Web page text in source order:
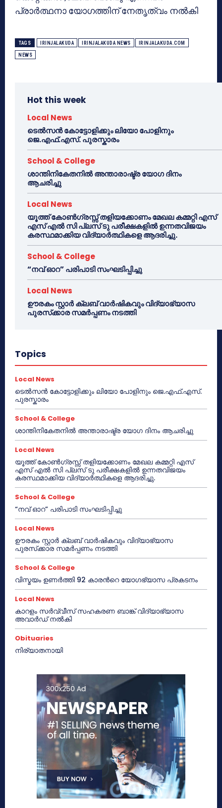
പ്രാര്‍ത്ഥനാ യോഗത്തിന് നേതൃത്വം നല്‍കി
TAGS IRINJALAKUDA IRINJALAKUDA NEWS IRINJALAKUDA.COM
NEWS
Hot this week
Local News
ടെൽസൻ കോട്ടോളിക്കും ലിയോ പോളിനും
ജെ.എഫ്.എസ്. പുരസ്കാരം
School & College
ശാന്തിനികേതനിൽ അന്താരാഷ്ട്ര യോഗ ദിനം
ആചരിച്ചു
Local News
യൂത്ത് കോൺഗ്രസ്സ് തളിയക്കോണം മേഖല കമ്മറ്റി എസ്
എസ് എൽ സി പ്ലസ് ടു പരീക്ഷകളിൽ ഉന്നതവിജയം
കരസ്ഥമാക്കിയ വിദ്യാർത്ഥികളെ ആദരിച്ചു.
School & College
“നവ് ഓറ” പരിപാടി സംഘടിപ്പിച്ചു
Local News
ഊരകം സ്റ്റാർ ക്ലബ് വാർഷികവും വിദ്യാഭ്യാസ
പുരസ്‌ക്കാര സമർപ്പണം നടത്തി
Topics
Local News
ടെൽസൻ കോട്ടോളിക്കും ലിയോ പോളിനും ജെ.എഫ്.എസ്.
പുരസ്കാരം
School & College
ശാന്തിനികേതനിൽ അന്താരാഷ്ട്ര യോഗ ദിനം ആചരിച്ചു
Local News
യൂത്ത് കോൺഗ്രസ്സ് തളിയക്കോണം മേഖല കമ്മറ്റി എസ്
എസ് എൽ സി പ്ലസ് ടു പരീക്ഷകളിൽ ഉന്നതവിജയം
കരസ്ഥമാക്കിയ വിദ്യാർത്ഥികളെ ആദരിച്ചു.
School & College
“നവ് ഓറ” പരിപാടി സംഘടിപ്പിച്ചു
Local News
ഊരകം സ്റ്റാർ ക്ലബ് വാർഷികവും വിദ്യാഭ്യാസ
പുരസ്‌ക്കാര സമർപ്പണം നടത്തി
School & College
വിസ്മയം ഉണർത്തി 92 കാരൻറെ യോഗഭ്യാസ പ്രകടനം
Local News
കാറളം സർവ്വീസ് സഹകരണ ബാങ്ക് വിദ്യാഭ്യാസ
അവാർഡ് നൽകി
Obituaries
നിര്യാതനായി